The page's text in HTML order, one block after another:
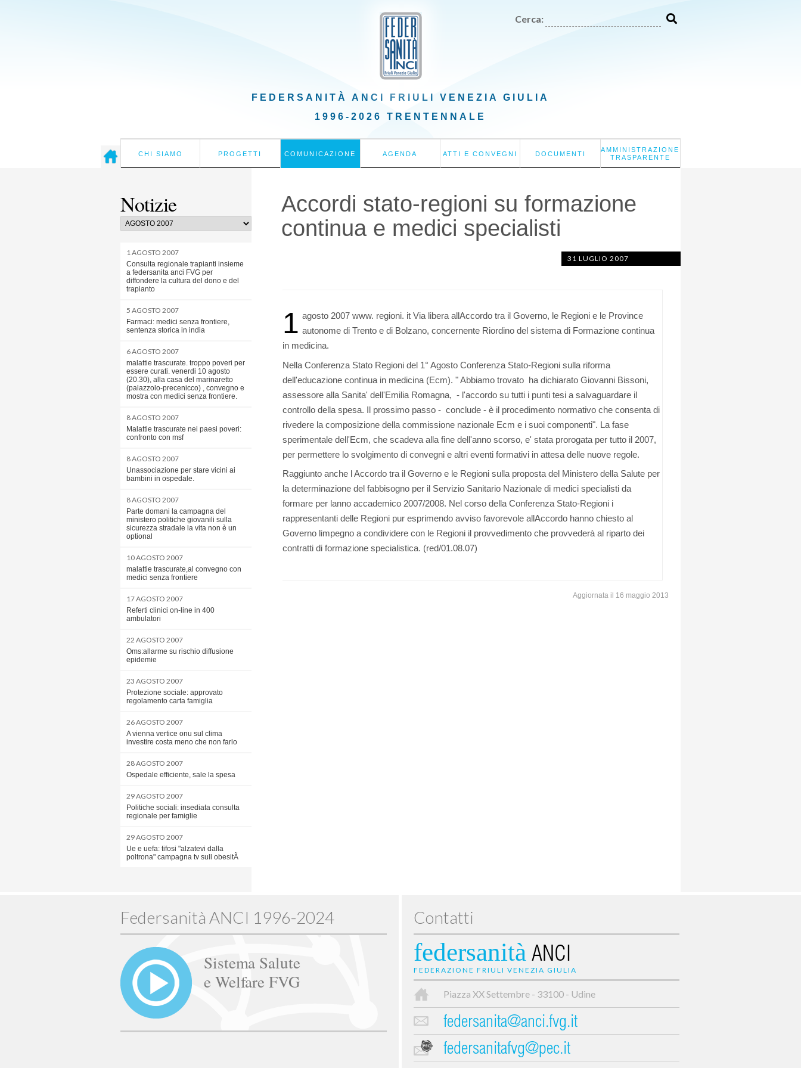
Cerca:
FEDERSANITÀ ANCI FRIULI VENEZIA GIULIA
1996-2026 TRENTENNALE
CHI SIAMO PROGETTI COMUNICAZIONE AGENDA ATTI E CONVEGNI DOCUMENTI
AMMINISTRAZIONE
TRASPARENTE
Notizie
1 AGOSTO 2007
Consulta regionale trapianti insieme
a federsanita anci FVG per
diffondere la cultura del dono e del
trapianto
5 AGOSTO 2007
Farmaci: medici senza frontiere,
sentenza storica in india
6 AGOSTO 2007
malattie trascurate. troppo poveri per
essere curati. venerdi 10 agosto
(20.30), alla casa del marinaretto
(palazzolo-precenicco) , convegno e
mostra con medici senza frontiere.
8 AGOSTO 2007
Malattie trascurate nei paesi poveri:
confronto con msf
8 AGOSTO 2007
Unassociazione per stare vicini ai
bambini in ospedale.
8 AGOSTO 2007
Parte domani la campagna del
ministero politiche giovanili sulla
sicurezza stradale la vita non è un
optional
10 AGOSTO 2007
malattie trascurate,al convegno con
medici senza frontiere
17 AGOSTO 2007
Referti clinici on-line in 400
ambulatori
22 AGOSTO 2007
Oms:allarme su rischio diffusione
epidemie
23 AGOSTO 2007
Protezione sociale: approvato
regolamento carta famiglia
26 AGOSTO 2007
A vienna vertice onu sul clima
investire costa meno che non farlo
28 AGOSTO 2007
Ospedale efficiente, sale la spesa
29 AGOSTO 2007
Politiche sociali: insediata consulta
regionale per famiglie
29 AGOSTO 2007
Ue e uefa: tifosi "alzatevi dalla
poltrona" campagna tv sull obesitÃ
Accordi stato-regioni su formazione
continua e medici specialisti
31 LUGLIO 2007
1 agosto 2007 www. regioni. it Via libera allAccordo tra il Governo, le Regioni e le Province
autonome di Trento e di Bolzano, concernente Riordino del sistema di Formazione continua
in medicina.
Nella Conferenza Stato Regioni del 1° Agosto Conferenza Stato-Regioni sulla riforma
dell'educazione continua in medicina (Ecm). " Abbiamo trovato  ha dichiarato Giovanni Bissoni,
assessore alla Sanita' dell'Emilia Romagna, - l'accordo su tutti i punti tesi a salvaguardare il
controllo della spesa. Il prossimo passo - conclude - è il procedimento normativo che consenta di
rivedere la composizione della commissione nazionale Ecm e i suoi componenti". La fase
sperimentale dell'Ecm, che scadeva alla fine dell'anno scorso, e' stata prorogata per tutto il 2007,
per permettere lo svolgimento di convegni e altri eventi formativi in attesa delle nuove regole.
Raggiunto anche l Accordo tra il Governo e le Regioni sulla proposta del Ministero della Salute per
la determinazione del fabbisogno per il Servizio Sanitario Nazionale di medici specialisti da
formare per lanno accademico 2007/2008. Nel corso della Conferenza Stato-Regioni i
rappresentanti delle Regioni pur esprimendo avviso favorevole allAccordo hanno chiesto al
Governo limpegno a condividere con le Regioni il provvedimento che provvederà al riparto dei
contratti di formazione specialistica. (red/01.08.07)
Aggiornata il 16 maggio 2013
Federsanità ANCI 1996-2024
Sistema Salute
e Welfare FVG
Contatti
federsanità ANCI
FEDERAZIONE FRIULI VENEZIA GIULIA
Piazza XX Settembre - 33100 - Udine
federsanita@anci.fvg.it
federsanitafvg@pec.it